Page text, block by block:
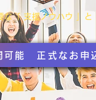
「 支援ノウハウ 」
可能 正式なお申